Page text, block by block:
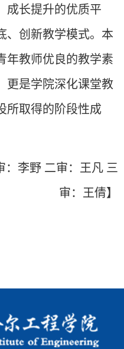
成长提升的优质平
、创新教学模式。本
年教师优良的教学素
更是学院深化课堂教
所取得的阶段性成
：李野 二审：王凡 三
审：王倩】